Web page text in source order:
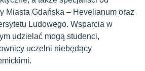
Miasta Gdańska – Hevelianum oraz
Ludowego. Wsparcia w
udzielać mogą studenci,
uczelni niebędący